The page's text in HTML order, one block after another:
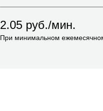
2.05 руб./мин.
При минимальном